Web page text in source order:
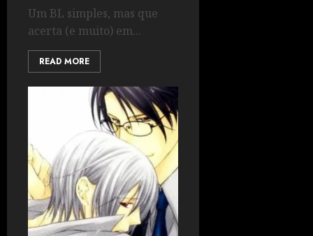
Um BL simples, mas que
acerta (e muito) em...
READ MORE